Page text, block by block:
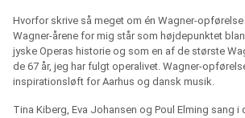
Hvorfor skrive så meget om én Wagner-
Wagner-årene for mig står som højdepunktet
jyske Operas historie og som en af de største
de 67 år, jeg har fulgt operalivet. Wagner-
inspirationsløft for Aarhus og dansk musik.
Tina Kiberg, Eva Johansen og Poul Elming sang i